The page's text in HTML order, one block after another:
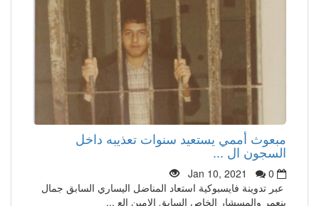
مبعوث أممي يستعيد سنوات تعذيبه داخل
السجون ال ...
Jan 10, 2021
0
عبر تدوينة فايسبوكية استعاد المناضل اليساري السابق جمال
بنعمر والمسشار الخاص السابق الامين الع ...